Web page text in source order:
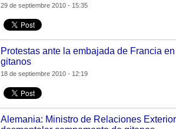
29 de septiembre 2010 - 15:35
Protestas ante la embajada de Francia
gitanos
18 de septiembre 2010 - 12:19
Alemania: Ministro de Relaciones